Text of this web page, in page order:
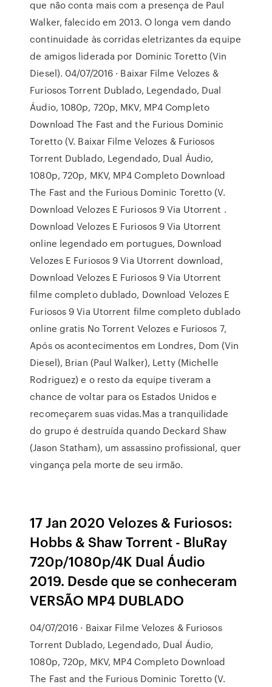
que não conta mais com a presença de Paul
Walker, falecido em 2013. O longa vem dando
continuidade às corridas eletrizantes da equipe
de amigos liderada por Dominic Toretto (Vin
Diesel). 04/07/2016 · Baixar Filme Velozes &
Furiosos Torrent Dublado, Legendado, Dual
Áudio, 1080p, 720p, MKV, MP4 Completo
Download The Fast and the Furious Dominic
Toretto (V. Baixar Filme Velozes & Furiosos
Torrent Dublado, Legendado, Dual Áudio,
1080p, 720p, MKV, MP4 Completo Download
The Fast and the Furious Dominic Toretto (V.
Download Velozes E Furiosos 9 Via Utorrent .
Download Velozes E Furiosos 9 Via Utorrent
online legendado em portugues, Download
Velozes E Furiosos 9 Via Utorrent download,
Download Velozes E Furiosos 9 Via Utorrent
filme completo dublado, Download Velozes E
Furiosos 9 Via Utorrent filme completo dublado
online gratis No Torrent Velozes e Furiosos 7,
Após os acontecimentos em Londres, Dom (Vin
Diesel), Brian (Paul Walker), Letty (Michelle
Rodriguez) e o resto da equipe tiveram a
chance de voltar para os Estados Unidos e
recomeçarem suas vidas.Mas a tranquilidade
do grupo é destruída quando Deckard Shaw
(Jason Statham), um assassino profissional, quer
vingança pela morte de seu irmão.
17 Jan 2020 Velozes & Furiosos:
Hobbs & Shaw Torrent - BluRay
720p/1080p/4K Dual Áudio
2019. Desde que se conheceram
VERSÃO MP4 DUBLADO
04/07/2016 · Baixar Filme Velozes & Furiosos
Torrent Dublado, Legendado, Dual Áudio,
1080p, 720p, MKV, MP4 Completo Download
The Fast and the Furious Dominic Toretto (V.